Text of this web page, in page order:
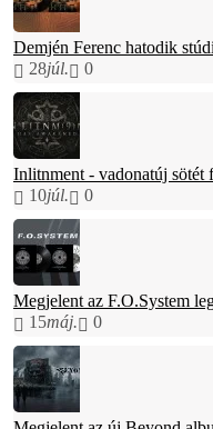
Demjén Ferenc hatodik
28júl. 0
Inlitnment - vadonatúj sötét
10júl. 0
Megjelent az F.O.System
15máj. 0